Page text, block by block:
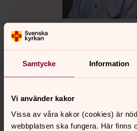
Samtycke Information
Vi använder kakor
Vissa av våra kakor (cookies) är
webbplatsen ska fungera. Här finns
Tomas Hiding
Kantor
E-post: